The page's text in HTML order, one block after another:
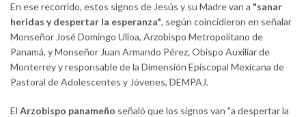
En ese recorrido, estos signos de Jesús y su Madre van a "sanar
heridas y despertar la esperanza", según coincidieron en señalar
Monseñor José Domingo Ulloa, Arzobispo Metropolitano de
Panamá, y Monseñor Juan Armando Pérez, Obispo Auxiliar de
Monterrey y responsable de la Dimensión Episcopal Mexicana de
Pastoral de Adolescentes y Jóvenes, DEMPAJ.
El Arzobispo panameño señaló que los signos van "a despertar la